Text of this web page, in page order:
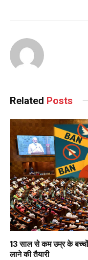
Related Posts
13 साल से कम उम्र के
लाने की तैयारी